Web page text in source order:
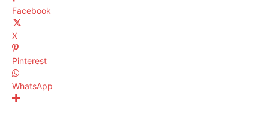
Facebook
X
Pinterest
WhatsApp